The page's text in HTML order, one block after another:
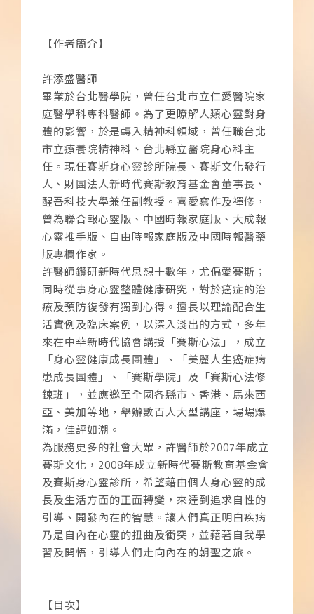
【作者簡介】
許添盛醫師
畢業於台北醫學院，曾任台北市立仁愛醫院家
庭醫學科專科醫師。為了更瞭解人類心靈對身
體的影響，於是轉入精神科領域，曾任職台北
市立療養院精神科、台北縣立醫院身心科主
任。現任賽斯身心靈診所院長、賽斯文化發行
人、財團法人新時代賽斯教育基金會董事長、
醒吾科技大學兼任副教授。喜愛寫作及禪修，
曾為聯合報心靈版、中國時報家庭版、大成報
心靈推手版、自由時報家庭版及中國時報醫藥
版專欄作家。
許醫師鑽研新時代思想十數年，尤偏愛賽斯；
同時從事身心靈整體健康研究，對於癌症的治
療及預防復發有獨到心得。擅長以理論配合生
活實例及臨床案例，以深入淺出的方式，多年
來在中華新時代協會講授「賽斯心法」，成立
「身心靈健康成長團體」、「美麗人生癌症病
患成長團體」、「賽斯學院」及「賽斯心法修
鍊班」，並應邀至全國各縣市、香港、馬來西
亞、美加等地，舉辦數百人大型講座，場場爆
滿，佳評如潮。
為服務更多的社會大眾，許醫師於2007年成立
賽斯文化，2008年成立新時代賽斯教育基金會
及賽斯身心靈診所，希望藉由個人身心靈的成
長及生活方面的正面轉變，來達到追求自性的
引導、開發內在的智慧。讓人們真正明白疾病
乃是自內在心靈的扭曲及衝突，並藉著自我學
習及開悟，引導人們走向內在的朝聖之旅。
【目次】